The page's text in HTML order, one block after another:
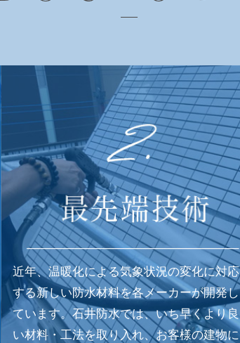
近年、温暖化による気象状況の変化に対応
する新しい防水材料を各メーカーが開発し
ています。石井防水では、いち早くより良
い材料・工法を取り入れ、お客様の建物に